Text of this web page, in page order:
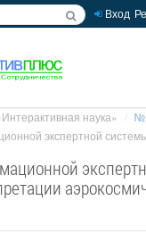
Вход
наука»
№
экспертной системы